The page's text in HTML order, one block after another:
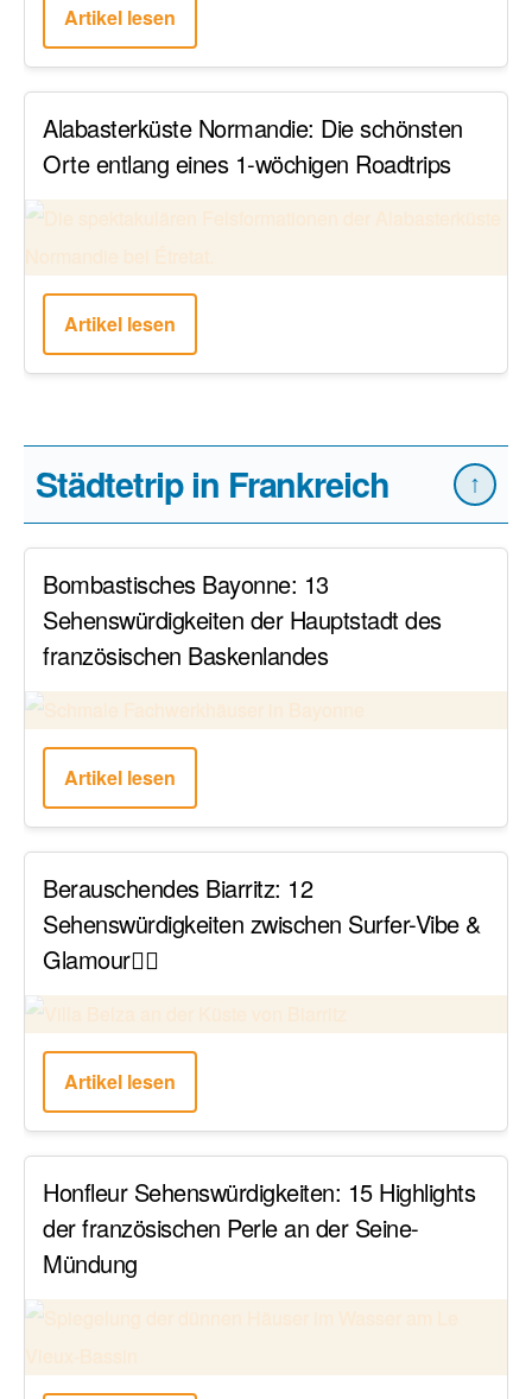
Artikel lesen
Alabasterküste Normandie: Die schönsten
Orte entlang eines 1-wöchigen Roadtrips
Artikel lesen
Städtetrip in Frankreich ↑
Bombastisches Bayonne: 13
Sehenswürdigkeiten der Hauptstadt des
französischen Baskenlandes
Artikel lesen
Berauschendes Biarritz: 12
Sehenswürdigkeiten zwischen Surfer-Vibe &
Glamour🏄‍♂️
Artikel lesen
Honfleur Sehenswürdigkeiten: 15 Highlights
der französischen Perle an der Seine-
Mündung